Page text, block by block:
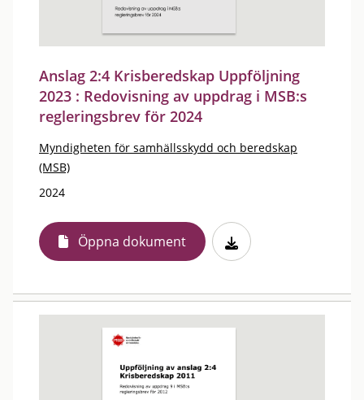
Anslag 2:4 Krisberedskap Uppföljning
2023 : Redovisning av uppdrag i MSB:s
regleringsbrev för 2024
Myndigheten för samhällsskydd och beredskap
(MSB)
2024
Öppna dokument